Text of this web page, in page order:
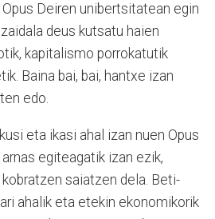
Deiren unibertsitatean egin
deus kutsatu haien
kapitalismo porrokatutik
Baina bai, bai, hantxe izan
edo.
eta ikasi ahal izan nuen Opus
egiteagatik izan ezik,
saiatzen dela. Beti-
ahalik eta etekin ekonomikorik